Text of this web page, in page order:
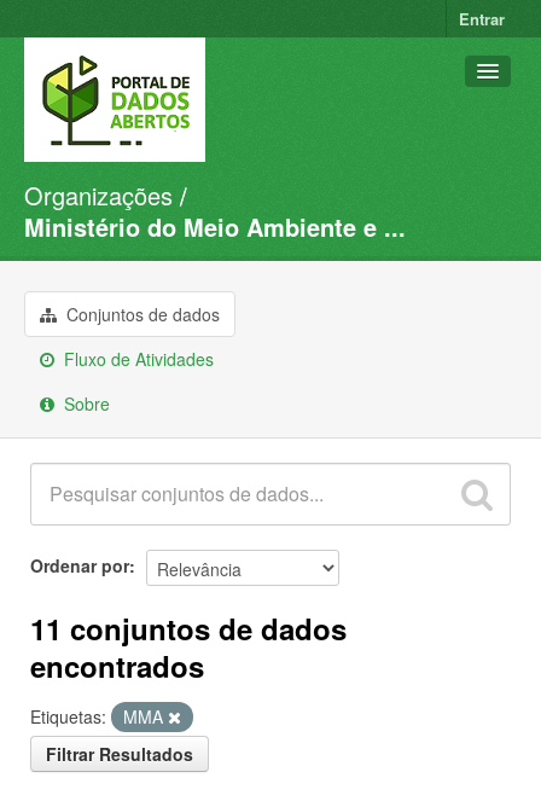
Entrar
Conjuntos de dados
Organizações
Sobre
Organizações
Ministério do Meio Ambiente e ...
Conjuntos de dados
Fluxo de Atividades
Sobre
Ordenar por
11 conjuntos de dados
encontrados
Etiquetas:
MMA
Filtrar Resultados